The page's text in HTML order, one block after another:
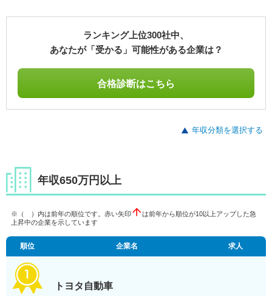
ランキング上位300社中、
あなたが「受かる」可能性がある企業は？
合格診断はこちら
年収分類を選択する
年収650万円以上
※（ ）内は前年の順位です。赤い矢印
は前年から順位が10以上アップした急
上昇中の企業を示しています
順位 企業名 求人
トヨタ自動車